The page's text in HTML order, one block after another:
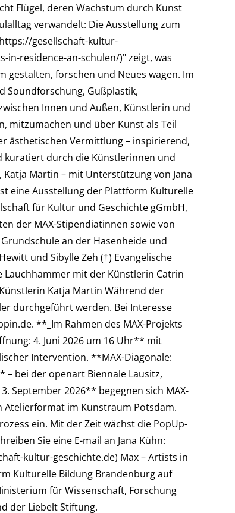
Flügel, deren Wachstum durch Kunst
verwandelt: Die Ausstellung zum
gesellschaft-kultur-
residence-an-schulen/)" zeigt, was
gestalten, forschen und Neues wagen. Im
Soundforschung, Gußplastik,
Innen und Außen, Künstlerin und
mitzumachen und über Kunst als Teil
ästhetischen Vermittlung – inspirierend,
kuratiert durch die Künstlerinnen und
Martin – mit Unterstützung von Jana
eine Ausstellung der Plattform Kulturelle
für Kultur und Geschichte gGmbH,
der MAX-Stipendiatinnen sowie von
an der Hasenheide und
und Sibylle Zeh (†) Evangelische
mit der Künstlerin Catrin
Katja Martin Während der
durchgeführt werden. Bei Interesse
**_Im Rahmen des MAX-Projekts
4. Juni 2026 um 16 Uhr** mit
Intervention. **MAX-Diagonale:
– bei der openart Biennale Lausitz,
September 2026** begegnen sich MAX-
im Kunstraum Potsdam.
ein. Mit der Zeit wächst die PopUp-
Sie eine E-mail an Jana Kühn:
kultur-geschichte.de) Max – Artists in
Kulturelle Bildung Brandenburg auf
für Wissenschaft, Forschung
der Liebelt Stiftung.